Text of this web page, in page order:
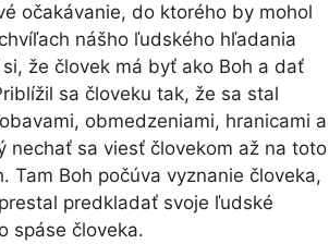
očakávanie, do ktorého by mohol
nášho ľudského hľadania
že človek má byť ako Boh a dať
sa človeku tak, že sa stal
obmedzeniami, hranicami a
nechať sa viesť človekom až na toto
Boh počúva vyznanie človeka,
predkladať svoje ľudské
spáse človeka.